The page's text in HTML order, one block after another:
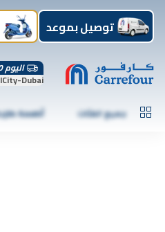
توصيل بموعد
اليوم 8:30 م
Dubai
جميع الفئات أطعمة